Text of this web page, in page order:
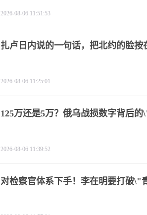
2026-08-06 11:51:53
扎卢日内说的一句话，把北约的脸按
2026-08-06 11:25:01
125万还是5万？俄乌战损数字背后
2026-08-06 11:39:52
对检察官体系下手！李在明要打破\"